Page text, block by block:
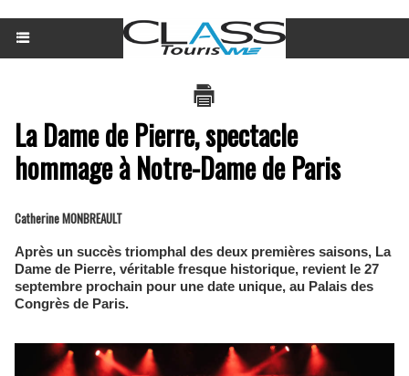
La Dame de Pierre, spectacle
hommage à Notre-Dame de Paris
Catherine MONBREAULT
Après un succès triomphal des deux premières saisons, La
Dame de Pierre, véritable fresque historique, revient le 27
septembre prochain pour une date unique, au Palais des
Congrès de Paris.